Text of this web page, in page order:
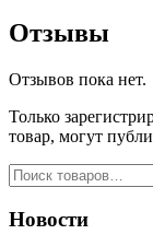
Отзывы
Отзывов пока нет.
Только
товар, могут
Новости